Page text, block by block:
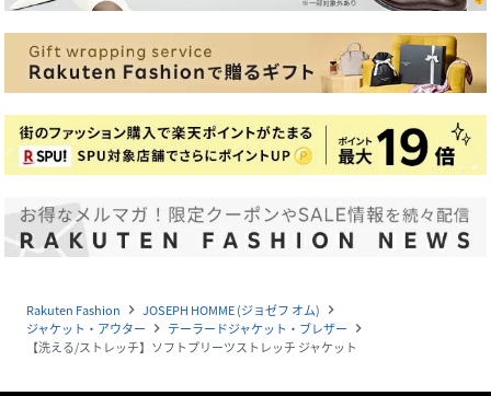
Rakuten Fashion navigate_next JOSEPH HOMME (ジョゼフ オム) navigate_next
ジャケット・アウター navigate_next テーラードジャケット・ブレザー navigate_next
【洗える/ストレッチ】ソフトプリーツストレッチ ジャケット